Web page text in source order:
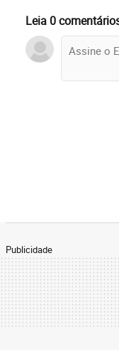
Leia 0
Publicidade